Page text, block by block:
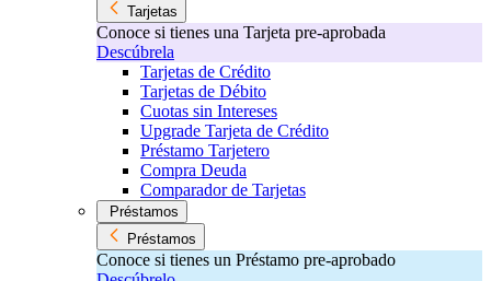
Tarjetas
Conoce si tienes una Tarjeta pre-aprobada
Descúbrela
Tarjetas de Crédito
Tarjetas de Débito
Cuotas sin Intereses
Upgrade Tarjeta de Crédito
Préstamo Tarjetero
Compra Deuda
Comparador de Tarjetas
Préstamos
Préstamos
Conoce si tienes un Préstamo pre-aprobado